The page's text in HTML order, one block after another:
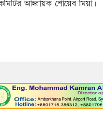
আহ্বায়ক শোয়েব মিয়া।